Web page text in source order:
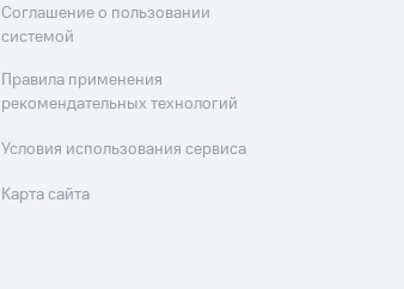
Соглашение о пользовании
системой
Правила применения
рекомендательных технологий
Условия использования сервиса
Карта сайта